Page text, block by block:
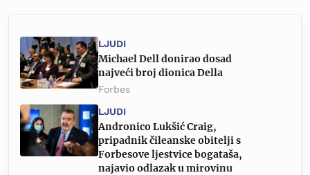
LJUDI
Michael Dell donirao dosad
najveći broj dionica Della
Forbes
LJUDI
Andronico Lukšić Craig,
pripadnik čileanske obitelji s
Forbesove ljestvice bogataša,
najavio odlazak u mirovinu